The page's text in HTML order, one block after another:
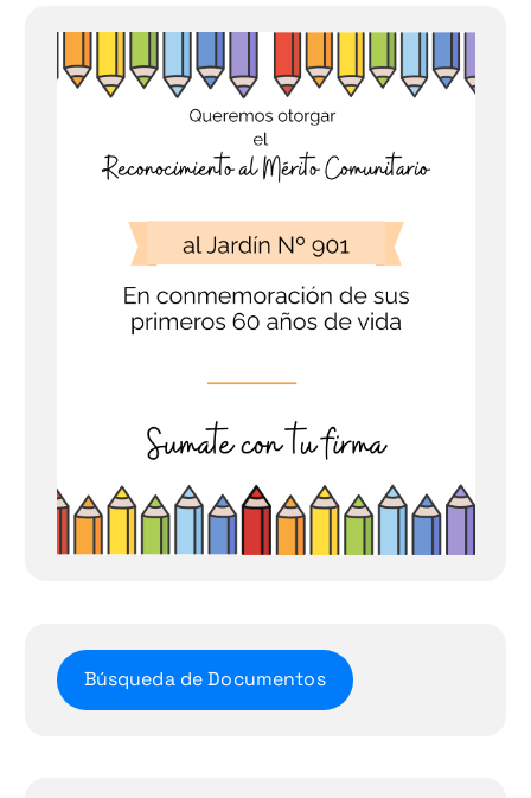
Búsqueda de Documentos